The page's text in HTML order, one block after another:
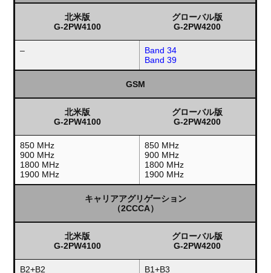
北米版
G-2PW4100
グローバル版
G-2PW4200
–
Band 34
Band 39
GSM
北米版
G-2PW4100
グローバル版
G-2PW4200
850 MHz
900 MHz
1800 MHz
1900 MHz
850 MHz
900 MHz
1800 MHz
1900 MHz
キャリアアグリゲーション
（2CCCA）
北米版
G-2PW4100
グローバル版
G-2PW4200
B2+B2 B1+B3